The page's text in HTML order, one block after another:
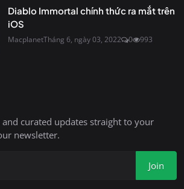
Diablo Immortal chính thức ra mắt trên
iOS
MacplanetTháng 6, ngày 03, 2022 0 993
and curated updates straight to your
newsletter.
Join